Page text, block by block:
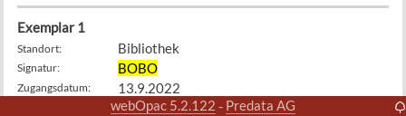
Exemplar 1
Standort: Bibliothek
Signatur: BOBO
Zugangsdatum: 13.9.2022
Verfügbar
webOpac 5.2.122 - Predata AG